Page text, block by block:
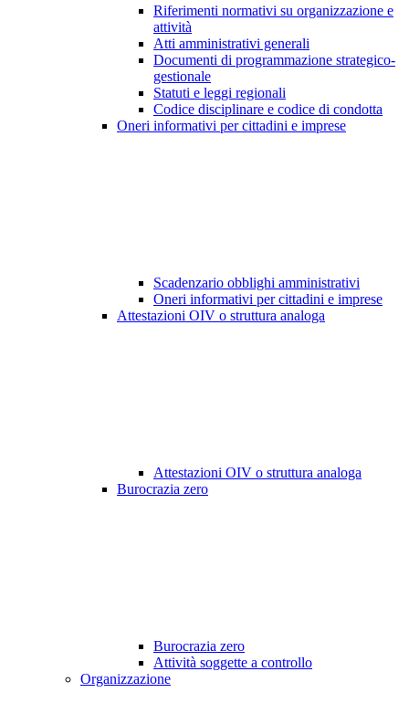
Riferimenti normativi su organizzazione e
attività
Atti amministrativi generali
Documenti di programmazione strategico-
gestionale
Statuti e leggi regionali
Codice disciplinare e codice di condotta
Oneri informativi per cittadini e imprese
Scadenzario obblighi amministrativi
Oneri informativi per cittadini e imprese
Attestazioni OIV o struttura analoga
Attestazioni OIV o struttura analoga
Burocrazia zero
Burocrazia zero
Attività soggette a controllo
Organizzazione